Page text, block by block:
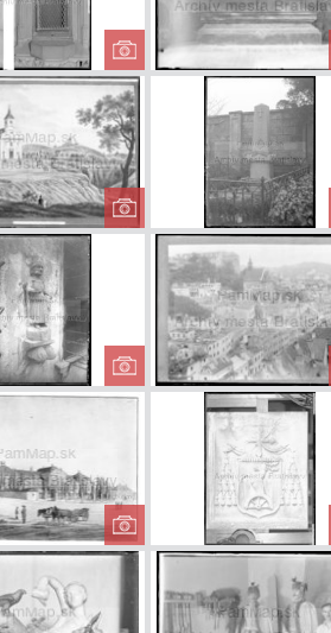
stĺp na Dóm svätého
Martina
roku
Stará kaplnka na
Hlbokej ceste pri
Kalvárii
sv. Soška sv.
Ladislava
II.
Grassalkovichov
palác v 19.
storočí